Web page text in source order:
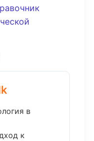
в
к